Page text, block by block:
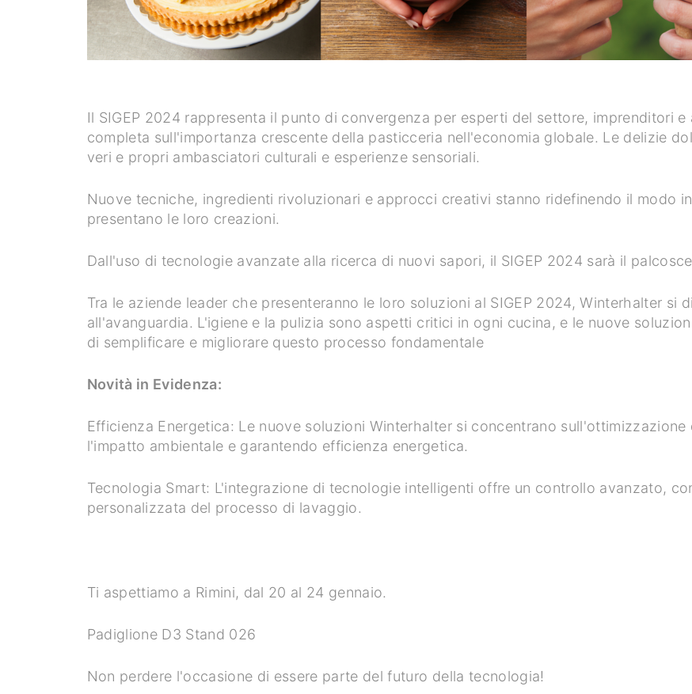
Il SIGEP 2024 rappresenta il punto di convergenza per esperti del settore, imprenditori
completa sull'importanza crescente della pasticceria nell'economia globale. Le delizie
veri e propri ambasciatori culturali e esperienze sensoriali.
Nuove tecniche, ingredienti rivoluzionari e approcci creativi stanno ridefinendo il modo
presentano le loro creazioni.
Dall'uso di tecnologie avanzate alla ricerca di nuovi sapori, il SIGEP 2024 sarà il
Tra le aziende leader che presenteranno le loro soluzioni al SIGEP 2024, Winterhalter si
all'avanguardia. L'igiene e la pulizia sono aspetti critici in ogni cucina, e le nuove
di semplificare e migliorare questo processo fondamentale
Novità in Evidenza:
Efficienza Energetica: Le nuove soluzioni Winterhalter si concentrano
l'impatto ambientale e garantendo efficienza energetica.
Tecnologia Smart: L'integrazione di tecnologie intelligenti offre un controllo avanzato,
personalizzata del processo di lavaggio.
Ti aspettiamo a Rimini, dal 20 al 24 gennaio.
Padiglione D3 Stand 026
Non perdere l'occasione di essere parte del futuro della tecnologia!